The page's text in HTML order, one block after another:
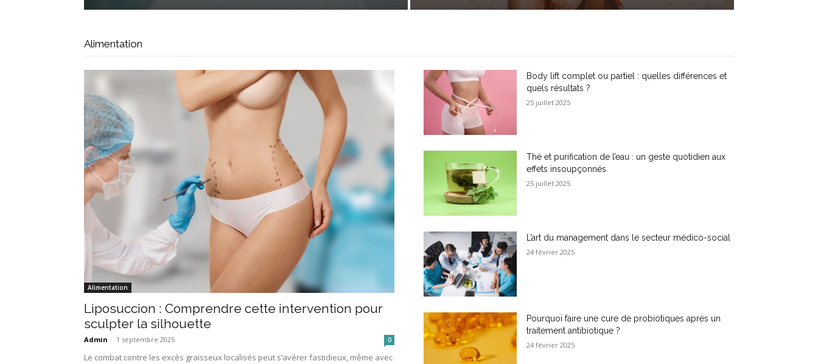
Alimentation
Alimentation
Liposuccion : Comprendre cette intervention pour
sculpter la silhouette
Admin - 1 septembre 2025 0
Le combat contre les excès graisseux localisés peut s’avérer fastidieux, même avec
Body lift complet ou partiel : quelles différences et
quels résultats ?
25 juillet 2025
Thé et purification de l’eau : un geste quotidien aux
effets insoupçonnés
25 juillet 2025
L’art du management dans le secteur médico-social
24 février 2025
Pourquoi faire une cure de probiotiques après un
traitement antibiotique ?
24 février 2025